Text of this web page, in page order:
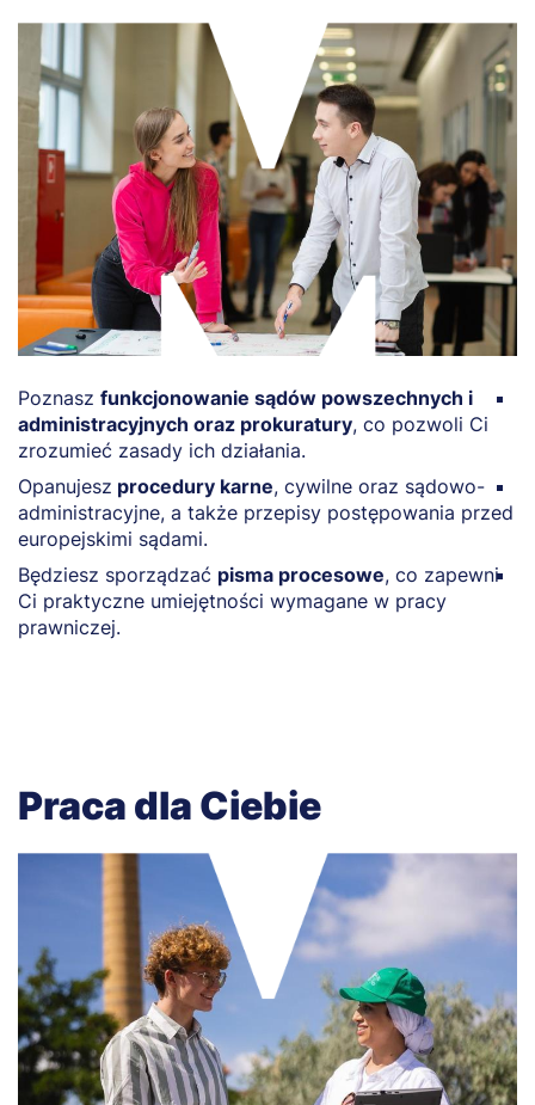
Poznasz funkcjonowanie sądów powszechnych i
administracyjnych oraz prokuratury, co pozwoli Ci
zrozumieć zasady ich działania.
Opanujesz procedury karne, cywilne oraz sądowo-
administracyjne, a także przepisy postępowania przed
europejskimi sądami.
Będziesz sporządzać pisma procesowe, co zapewni
Ci praktyczne umiejętności wymagane w pracy
prawniczej.
Praca dla Ciebie